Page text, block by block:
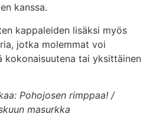
kanssa.
kappaleiden lisäksi myös
jotka molemmat voi
kokonaisuutena tai yksittäinen
Pohojosen rimppaa! /
masurkka